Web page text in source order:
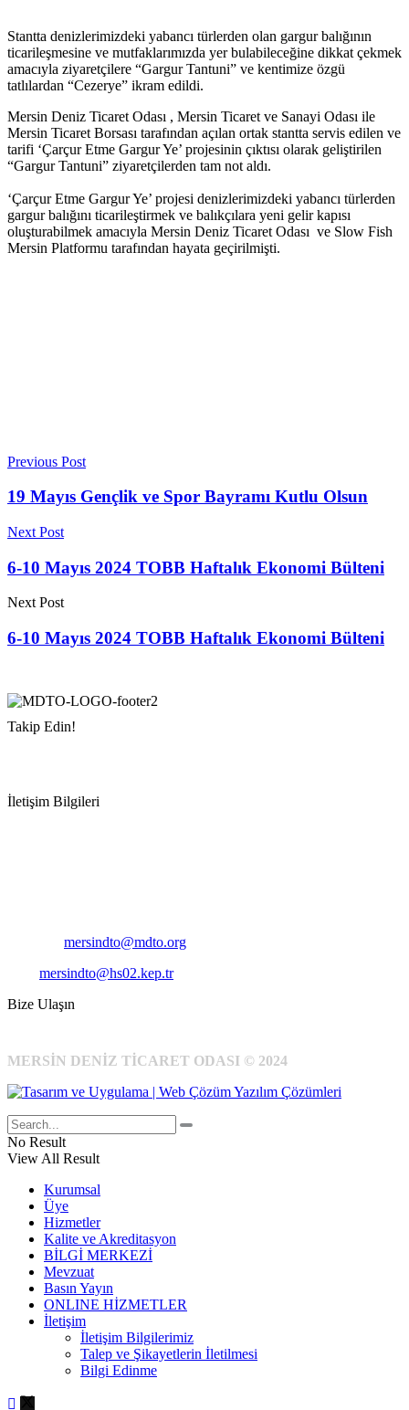
Stantta denizlerimizdeki yabancı türlerden olan gargur balığının
ticarileşmesine ve mutfaklarımızda yer bulabileceğine dikkat çekmek
amacıyla ziyaretçilere “Gargur Tantuni” ve kentimize özgü
tatlılardan “Cezerye” ikram edildi.
Mersin Deniz Ticaret Odası , Mersin Ticaret ve Sanayi Odası ile
Mersin Ticaret Borsası tarafından açılan ortak stantta servis edilen ve
tarifi ‘Çarçur Etme Gargur Ye’ projesinin çıktısı olarak geliştirilen
“Gargur Tantuni” ziyaretçilerden tam not aldı.
‘Çarçur Etme Gargur Ye’ projesi denizlerimizdeki yabancı türlerden
gargur balığını ticarileştirmek ve balıkçılara yeni gelir kapısı
oluşturabilmek amacıyla Mersin Deniz Ticaret Odası ve Slow Fish
Mersin Platformu tarafından hayata geçirilmişti.
Previous Post
19 Mayıs Gençlik ve Spor Bayramı Kutlu Olsun
Next Post
6-10 Mayıs 2024 TOBB Haftalık Ekonomi Bülteni
Next Post
6-10 Mayıs 2024 TOBB Haftalık Ekonomi Bülteni
Takip Edin!
İletişim Bilgileri
mersindto@mdto.org
mersindto@hs02.kep.tr
Bize Ulaşın
MERSİN DENİZ TİCARET ODASI © 2024
No Result
View All Result
Kurumsal
Üye
Hizmetler
Kalite ve Akreditasyon
BİLGİ MERKEZİ
Mevzuat
Basın Yayın
ONLINE HİZMETLER
İletişim
İletişim Bilgilerimiz
Talep ve Şikayetlerin İletilmesi
Bilgi Edinme